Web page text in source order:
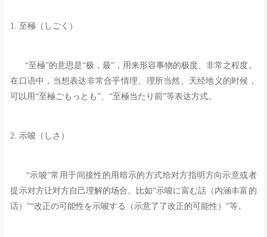
1. 至極（しごく）
“至極”的意思是“极，最”，用来形容事物的极度、非常之程度。
在口语中，当想表达非常合乎情理、理所当然、天经地义的时候，
可以用“至極ごもっとも”、“至極当たり前”等表达方式。
2. 示唆（しさ）
“示唆”常用于间接性的用暗示的方式给对方指明方向示意或者
提示对方让对方自己理解的场合。比如“示唆に富む話（内涵丰富的
话）”“改正の可能性を示唆する（示意了了改正的可能性）”等。